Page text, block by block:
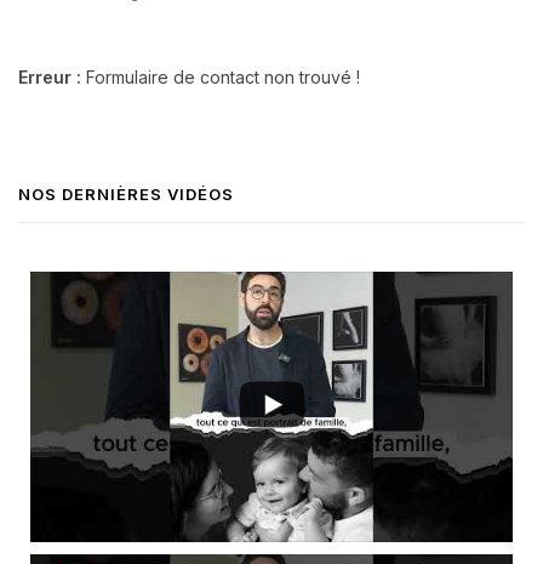
Erreur : Formulaire de contact non trouvé !
NOS DERNIÈRES VIDÉOS